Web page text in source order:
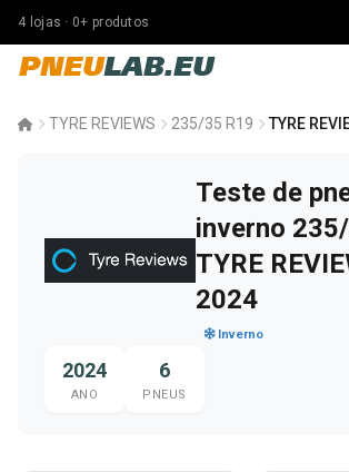
4 lojas · 0+ produtos
PNEULAB.EU
TYRE REVIEWS 235/35 R19 TYRE
Teste de
inverno
TYRE
2024
Inverno
2024
ANO
6
PNEUS